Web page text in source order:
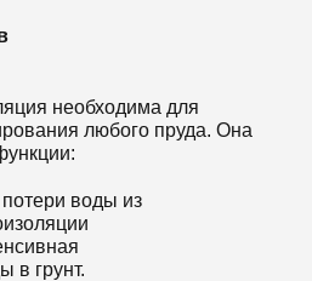
необходима для
любого пруда. Она
воды из
в грунт.